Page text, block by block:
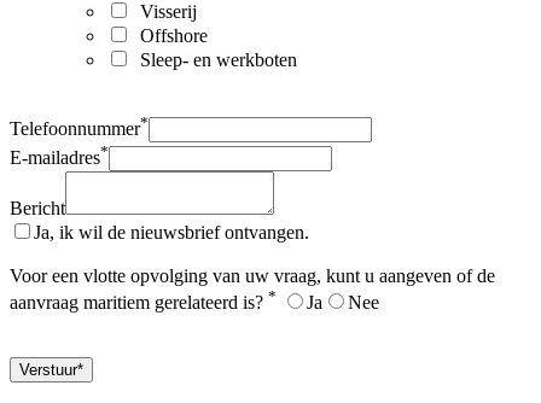
Visserij
Offshore
Sleep- en werkboten
Telefoonnummer*
E-mailadres*
Bericht
Ja, ik wil de nieuwsbrief ontvangen.
Voor een vlotte opvolging van uw vraag, kunt u aangeven of de
aanvraag maritiem gerelateerd is? * Ja Nee